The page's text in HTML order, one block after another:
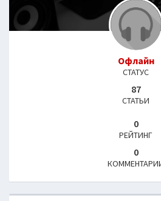
Офлайн
СТАТУС
87
СТАТЬИ
0
РЕЙТИНГ
0